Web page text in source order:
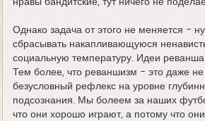
нравы бандитские, тут ничего не
Однако задача от этого не меняется -
сбрасывать накапливающуюся
социальную температуру. Идеи
Тем более, что реваншизм - это даже
безусловный рефлекс на уровне
подсознания. Мы болеем за наших
что они хорошо играют, а потому что